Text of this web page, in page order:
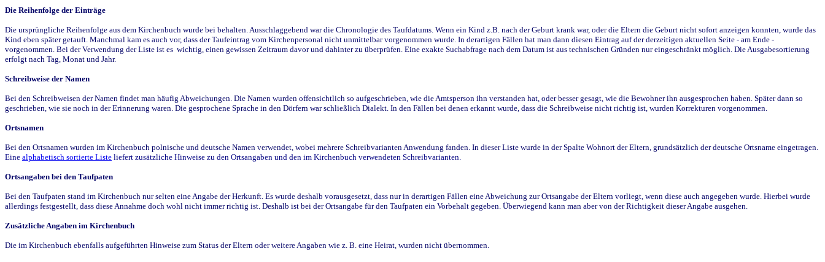
Die Reihenfolge der Einträge
Die ursprüngliche Reihenfolge aus dem Kirchenbuch wurde bei behalten. Ausschlaggebend war die Chronologie des Taufdatums. Wenn ein Kind z.B. nach der Geburt krank war, oder die Eltern die Geburt nicht sofort anzeigen konnten, wurde das
Kind eben später getauft. Manchmal kam es auch vor, dass der Taufeintrag vom Kirchenpersonal nicht unmittelbar vorgenommen wurde. In derartigen Fällen hat man dann diesen Eintrag auf der derzeitigen aktuellen Seite - am Ende -
vorgenommen. Bei der Verwendung der Liste ist es wichtig, einen gewissen Zeitraum davor und dahinter zu überprüfen. Eine exakte Suchabfrage nach dem Datum ist aus technischen Gründen nur eingeschränkt möglich. Die Ausgabesortierung
erfolgt nach Tag, Monat und Jahr.
Schreibweise der Namen
Bei den Schreibweisen der Namen findet man häufig Abweichungen. Die Namen wurden offensichtlich so aufgeschrieben, wie die Amtsperson ihn verstanden hat, oder besser gesagt, wie die Bewohner ihn ausgesprochen haben. Später dann so
geschrieben, wie sie noch in der Erinnerung waren. Die gesprochene Sprache in den Dörfern war schließlich Dialekt. In den Fällen bei denen erkannt wurde, dass die Schreibweise nicht richtig ist, wurden Korrekturen vorgenommen.
Ortsnamen
Bei den Ortsnamen wurden im Kirchenbuch polnische und deutsche Namen verwendet, wobei mehrere Schreibvarianten Anwendung fanden. In dieser Liste wurde in der Spalte Wohnort der Eltern, grundsätzlich der deutsche Ortsname eingetragen.
Eine alphabetisch sortierte Liste liefert zusätzliche Hinweise zu den Ortsangaben und den im Kirchenbuch verwendeten Schreibvarianten.
Ortsangaben bei den Taufpaten
Bei den Taufpaten stand im Kirchenbuch nur selten eine Angabe der Herkunft. Es wurde deshalb vorausgesetzt, dass nur in derartigen Fällen eine Abweichung zur Ortsangabe der Eltern vorliegt, wenn diese auch angegeben wurde. Hierbei wurde
allerdings festgestellt, dass diese Annahme doch wohl nicht immer richtig ist. Deshalb ist bei der Ortsangabe für den Taufpaten ein Vorbehalt gegeben. Überwiegend kann man aber von der Richtigkeit dieser Angabe ausgehen.
Zusätzliche Angaben im Kirchenbuch
Die im Kirchenbuch ebenfalls aufgeführten Hinweise zum Status der Eltern oder weitere Angaben wie z. B. eine Heirat, wurden nicht übernommen.